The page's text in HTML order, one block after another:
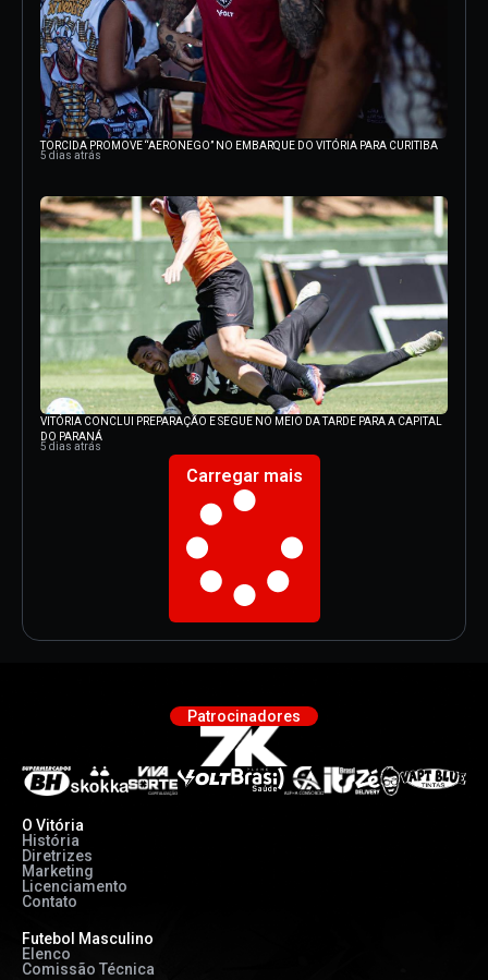
TORCIDA PROMOVE “AERONEGO” NO EMBARQUE DO VITÓRIA PARA CURITIBA
5 dias atrás
VITÓRIA CONCLUI PREPARAÇÃO E SEGUE NO MEIO DA TARDE PARA A CAPITAL
DO PARANÁ
5 dias atrás
Carregar mais
Patrocinadores
O Vitória
História
Diretrizes
Marketing
Licenciamento
Contato
Futebol Masculino
Elenco
Comissão Técnica